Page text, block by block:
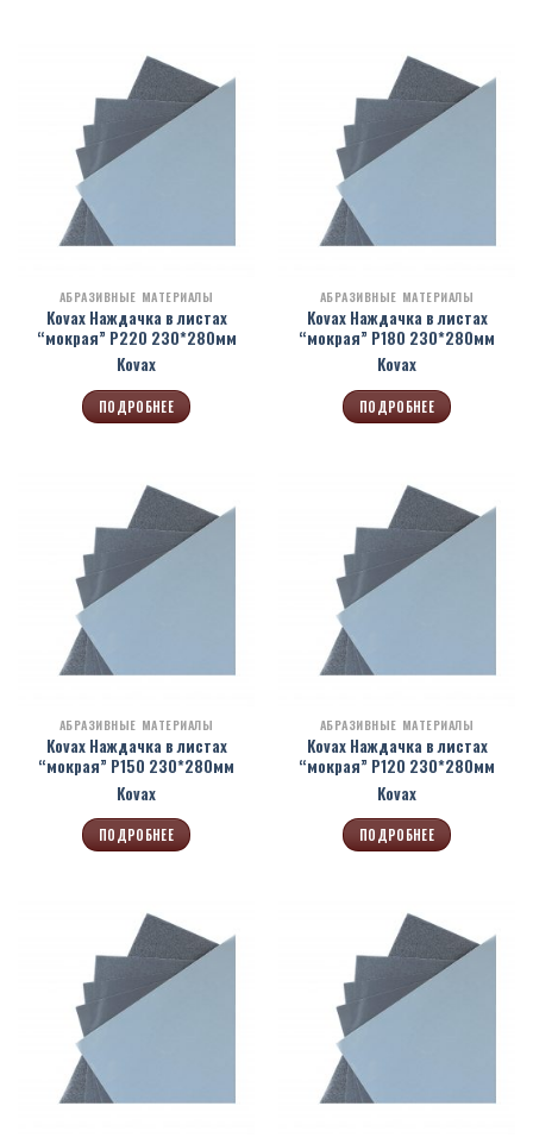
АБРАЗИВНЫЕ МАТЕРИАЛЫ
Kovax Наждачка в листах
“мокрая” Р220 230*280мм
Kovax
ПОДРОБНЕЕ
АБРАЗИВНЫЕ МАТЕРИАЛЫ
Kovax Наждачка в листах
“мокрая” Р180 230*280мм
Kovax
ПОДРОБНЕЕ
АБРАЗИВНЫЕ МАТЕРИАЛЫ
Kovax Наждачка в листах
“мокрая” Р150 230*280мм
Kovax
ПОДРОБНЕЕ
АБРАЗИВНЫЕ МАТЕРИАЛЫ
Kovax Наждачка в листах
“мокрая” Р120 230*280мм
Kovax
ПОДРОБНЕЕ